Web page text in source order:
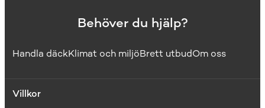
Behöver du hjälp?
Handla däckKlimat och miljöBrett utbudOm oss
Villkor